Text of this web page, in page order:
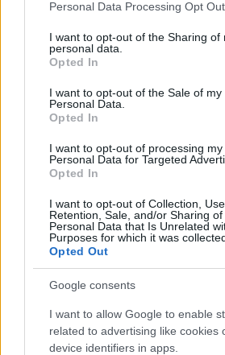
Please note that this website/app uses
not limited to your visit or usage
grant or deny consent to Google and
use your data for below specified
consent section.
Personal Data Processing Opt
I want to opt-out of the Sharing of
personal data.
Opted In
I want to opt-out of the Sale of my
Personal Data.
Opted In
I want to opt-out of processing my
Personal Data for Targeted
Opted In
I want to opt-out of Collection, Use,
Retention, Sale, and/or Sharing of
Personal Data that Is Unrelated
Purposes for which it was
Opted Out
Google consents
I want to allow Google to enable
related to advertising like cookies
device identifiers in apps.
GLAMOUR HOROSZKÓP
A Skorpió Telihold a
életedet veszi célba:
számíthatsz a karma